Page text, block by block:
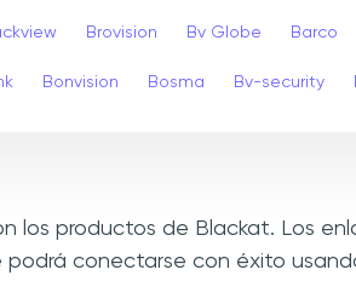
Brovision Bv Globe Barco
Bonvision Bosma Bv-security
los productos de Blackat. Los
conectarse con éxito